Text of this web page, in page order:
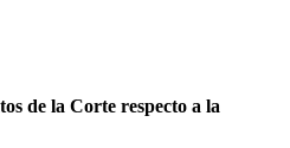
de la Corte respecto a la